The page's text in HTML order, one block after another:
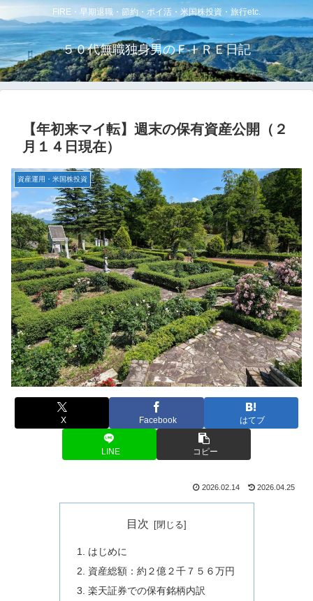
FIRE・早期退職・節約・ポイ活・米国株投資・旅行etc.
５０代無職独身男のＦＩＲＥ日記
【年初来マイ転】週末の保有資産公開（２
月１４日現在）
資産運用・米国株投資
X Facebook はてブ
LINE コピー
2026.02.14 2026.04.25
目次
はじめに
資産総額：約２億２千７５６万円
楽天証券での保有銘柄内訳